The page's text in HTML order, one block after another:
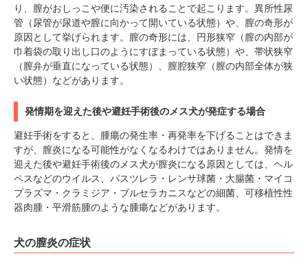
り、膣がおしっこや便に汚染されることで起こります。異所性尿
管（尿管が尿道や膣に向かって開いている状態）や、膣の奇形が
原因として挙げられます。膣の奇形には、円形狭窄（膣の内部が
巾着袋の取り出し口のようにすぼまっている状態）や、帯状狭窄
（膣弁が垂直になっている状態）、膣腔狭窄（膣の内部全体が狭
い状態）などがあります。
発情期を迎えた後や避妊手術後のメス犬が発症する場合
避妊手術をすると、腫瘍の発生率・再発率を下げることはできま
すが、膣炎になる可能性がなくなるわけではありません。発情を
迎えた後や避妊手術後のメス犬が膣炎になる原因としては、ヘル
ペスなどのウイルス、パスツレラ・レンサ球菌・大腸菌・マイコ
プラズマ・クラミジア・ブルセラカニスなどの細菌、可移植性性
器肉腫・平滑筋腫のような腫瘍などがあります。
犬の膣炎の症状